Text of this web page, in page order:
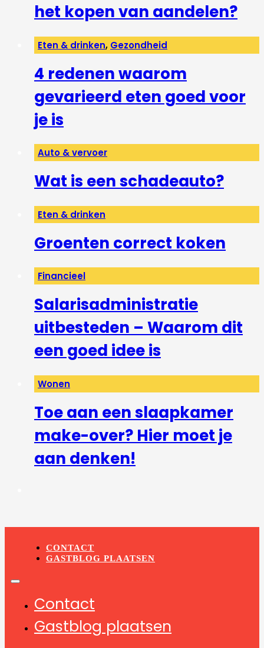
het kopen van aandelen?
Eten & drinken, Gezondheid
4 redenen waarom
gevarieerd eten goed voor
je is
Auto & vervoer
Wat is een schadeauto?
Eten & drinken
Groenten correct koken
Financieel
Salarisadministratie
uitbesteden – Waarom dit
een goed idee is
Wonen
Toe aan een slaapkamer
make-over? Hier moet je
aan denken!
CONTACT
GASTBLOG PLAATSEN
Contact
Gastblog plaatsen